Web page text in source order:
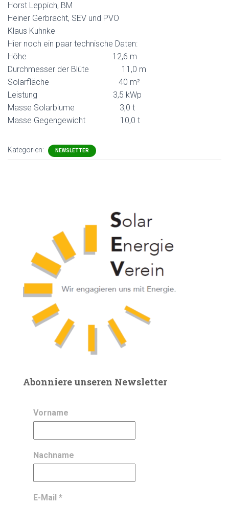
Horst Leppich, BM
Heiner Gerbracht, SEV und PVO
Klaus Kuhnke
Hier noch ein paar technische Daten:
Höhe 12,6 m
Durchmesser der Blüte 11,0 m
Solarfläche 40 m²
Leistung 3,5 kWp
Masse Solarblume 3,0 t
Masse Gegengewicht 10,0 t
Kategorien: NEWSLETTER
Abonniere unseren Newsletter
Vorname
Nachname
E-Mail *